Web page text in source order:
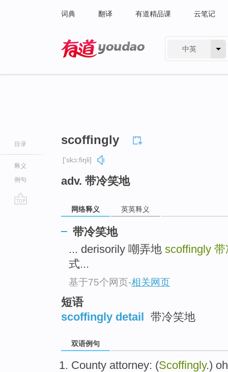
词典 翻译 有道精品课 云笔记
中英
目录
释义
例句
scoffingly
['skɔ:fiŋli]
adv. 带冷笑地
网络释义 英英释义
带冷笑地
... derisorily 嘲弄地 scoffingly 带
式...
基于75个网页-相关网页
短语
scoffingly detail 带冷笑地
双语例句
County attorney: (Scoffingly.) oh